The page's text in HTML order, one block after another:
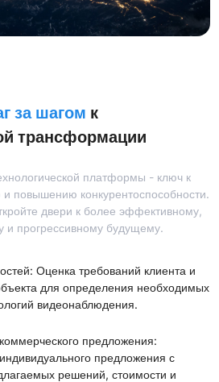
за шагом к
трансформации
платформы - ключ к
повышению конкурентоспособности.
двери к более эффективному,
и прогрессивному будущему.
Оценка требований клиента и
для определения необходимых
видеонаблюдения.
предложения:
предложения с
решений, стоимости и